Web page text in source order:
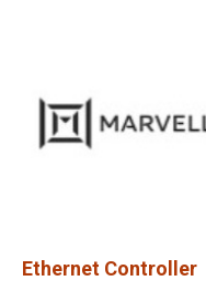
Ethernet Controller